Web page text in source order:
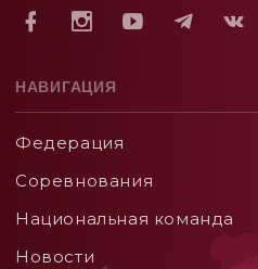
НАВИГАЦИЯ
Федерация
Соревнования
Национальная команда
Новости